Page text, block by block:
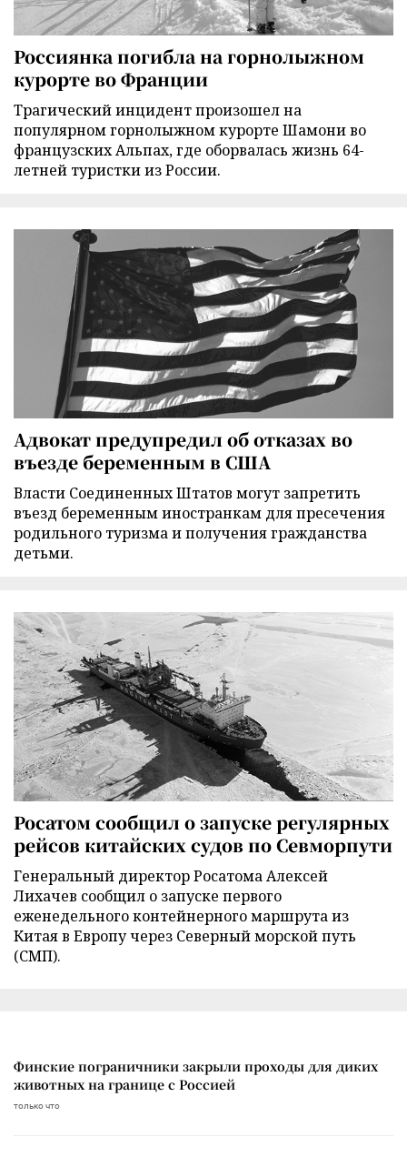
Россиянка погибла на горнолыжном
курорте во Франции
Трагический инцидент произошел на
популярном горнолыжном курорте Шамони во
французских Альпах, где оборвалась жизнь 64-
летней туристки из России.
Адвокат предупредил об отказах во
въезде беременным в США
Власти Соединенных Штатов могут запретить
въезд беременным иностранкам для пресечения
родильного туризма и получения гражданства
детьми.
Росатом сообщил о запуске регулярных
рейсов китайских судов по Севморпути
Генеральный директор Росатома Алексей
Лихачев сообщил о запуске первого
еженедельного контейнерного маршрута из
Китая в Европу через Северный морской путь
(СМП).
Финские пограничники закрыли проходы для диких
животных на границе с Россией
только что